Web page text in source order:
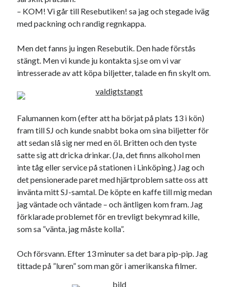
– KOM! Vi går till Resebutiken! sa jag och stegade iväg
med packning och randig regnkappa.
Men det fanns ju ingen Resebutik. Den hade förstås
stängt. Men vi kunde ju kontakta sj.se om vi var
intresserade av att köpa biljetter, talade en fin skylt om.
Falumannen kom (efter att ha börjat på plats 13 i kön)
fram till SJ och kunde snabbt boka om sina biljetter för
att sedan slå sig ner med en öl. Britten och den tyste
satte sig att dricka drinkar. (Ja, det finns alkohol men
inte tåg eller service på stationen i Linköping.) Jag och
det pensionerade paret med hjärtproblem satte oss att
invänta mitt SJ-samtal. De köpte en kaffe till mig medan
jag väntade och väntade – och äntligen kom fram. Jag
förklarade problemet för en trevligt bekymrad kille,
som sa ”vänta, jag måste kolla”.
Och försvann. Efter 13 minuter sa det bara pip-pip. Jag
tittade på ”luren” som man gör i amerikanska filmer.